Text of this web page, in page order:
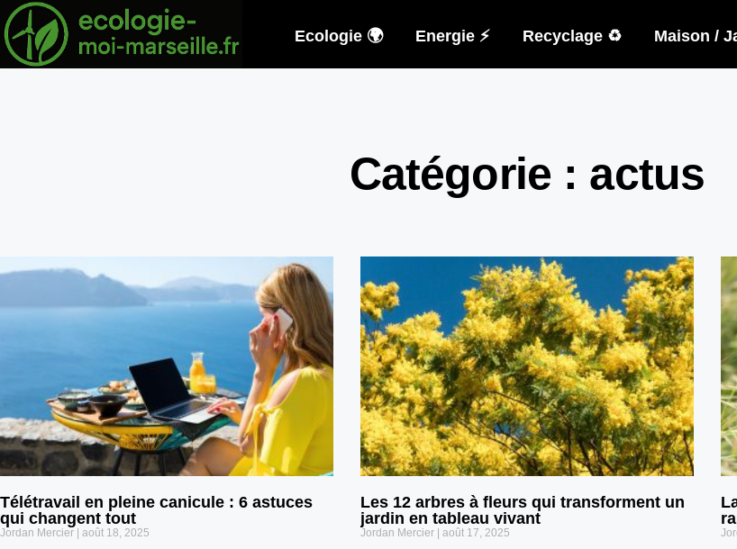
Ecologie 🌍 Energie ⚡ Recyclage ♻️ Maison /
Catégorie : actus
Télétravail en pleine canicule : 6 astuces
qui changent tout
Jordan Mercier août 18, 2025
Les 12 arbres à fleurs qui transforment un
jardin en tableau vivant
Jordan Mercier août 17, 2025